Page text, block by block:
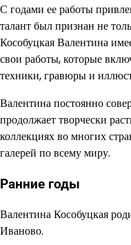
С годами ее работы
талант был признан не
Кособуцкая Валентина
свои работы, которые
техники, гравюры и
Валентина постоянно
продолжает творчески
коллекциях во многих
галерей по всему миру.
Ранние годы
Валентина Кособуцкая
Иваново.